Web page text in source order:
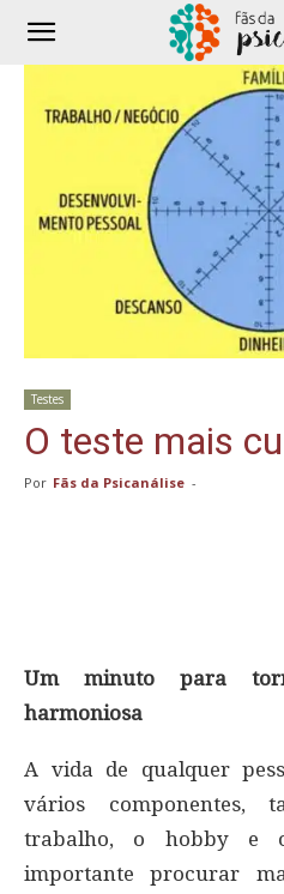
Testes
O teste mais
Por Fãs da Psicanálise -
Um minuto para
harmoniosa
A vida de qualquer
vários componentes,
trabalho, o hobby e
importante procurar